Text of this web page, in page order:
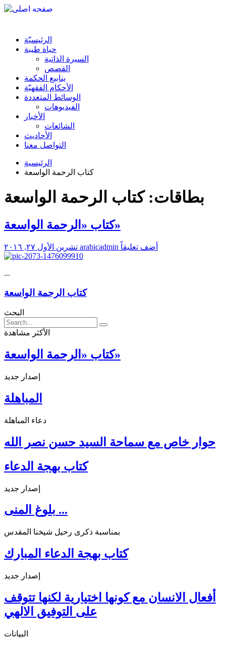
الرئیسیّة
حياة طيبة
السيرة الذاتية
القصص
ينابيع الحكمة
الأحکام الفقهیّة
الوسائط المتعددة
الفیدیوهات
الأخبار
الشائعات
الأحادیث
التواصل معنا
الرئيسية
كتاب الرحمة الواسعة
بطاقات: كتاب الرحمة الواسعة
كتاب «الرحمة الواسعة»
arabicadmin أضف تعليقاً
...
كتاب الرحمة الواسعة
البحث
الأكثر مشاهدة
كتاب «الرحمة الواسعة»
إصدار جديد
المباهلة
دعاء المباهلة
حوار خاص مع سماحة السيد حسن نصر الله
كتاب بهجة الدعاء
إصدار جديد
بلوغ المنى ...
بمناسبة ذكرى رحيل شيخنا المقدس
كتاب بهجة الدعاء المبارك
إصدار جديد
أفعال الانسان مع كونها اختيارية لكنها تتوقف
على التوفيق الالهي
البيانات